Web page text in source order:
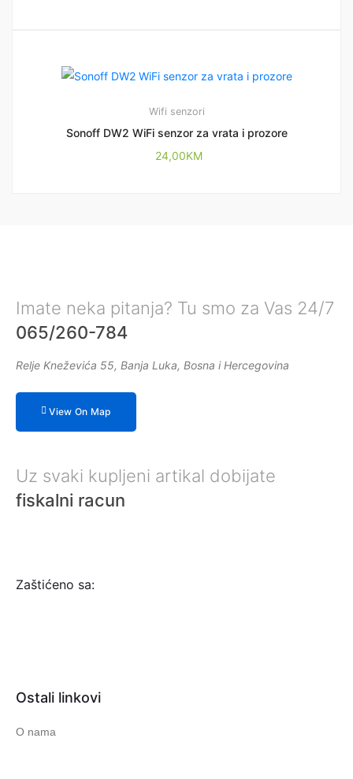
Wifi senzori
Sonoff DW2 WiFi senzor za vrata i prozore
24,00KM
Imate neka pitanja? Tu smo za Vas 24/7
065/260-784
Relje Kneževića 55, Banja Luka, Bosna i Hercegovina
View On Map
Uz svaki kupljeni artikal dobijate
fiskalni racun
Zaštićeno sa:
Ostali linkovi
O nama